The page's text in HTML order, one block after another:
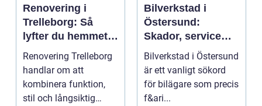
Renovering i
Trelleborg: Så
lyfter du hemmet
på ett smart sätt
Renovering Trelleborg
handlar om att
kombinera funktion,
stil och långsiktig
Bilverkstad i
Östersund:
Skador, service
och smarta val för
din bil
Bilverkstad i Östersund
är ett vanligt sökord
för bilägare som precis
f&ari...